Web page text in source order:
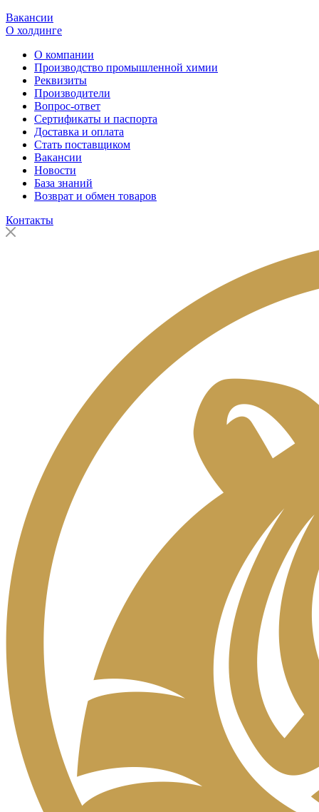
Вакансии
О холдинге
О компании
Производство промышленной химии
Реквизиты
Производители
Вопрос-ответ
Сертификаты и паспорта
Доставка и оплата
Стать поставщиком
Вакансии
Новости
База знаний
Возврат и обмен товаров
Контакты